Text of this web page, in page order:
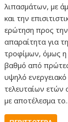
λιπασμάτων, με
και την
ερώτηση προς
απαραίτητα για
τροφίμων, όμως η
βαθμό από
υψηλό
τελευταίων ετών
με αποτέλεσμα